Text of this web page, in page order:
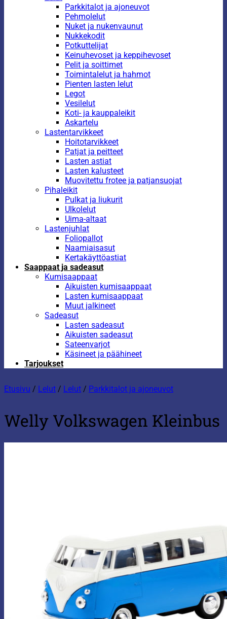
Parkkitalot ja ajoneuvot
Pehmolelut
Nuket ja nukenvaunut
Nukkekodit
Potkuttelijat
Keinuhevoset ja keppihevoset
Pelit ja soittimet
Toimintalelut ja hahmot
Pienten lasten lelut
Legot
Vesilelut
Koti- ja kauppaleikit
Askartelu
Lastentarvikkeet
Hoitotarvikkeet
Patjat ja peitteet
Lasten astiat
Lasten kalusteet
Muovitettu frotee ja patjansuojat
Pihaleikit
Pulkat ja liukurit
Ulkolelut
Uima-altaat
Lastenjuhlat
Foliopallot
Naamiaisasut
Kertakäyttöastiat
Saappaat ja sadeasut
Kumisaappaat
Aikuisten kumisaappaat
Lasten kumisaappaat
Muut jalkineet
Sadeasut
Lasten sadeasut
Aikuisten sadeasut
Sateenvarjot
Käsineet ja päähineet
Tarjoukset
Etusivu / Lelut / Lelut / Parkkitalot ja ajoneuvot
Welly Volkswagen Kleinbus